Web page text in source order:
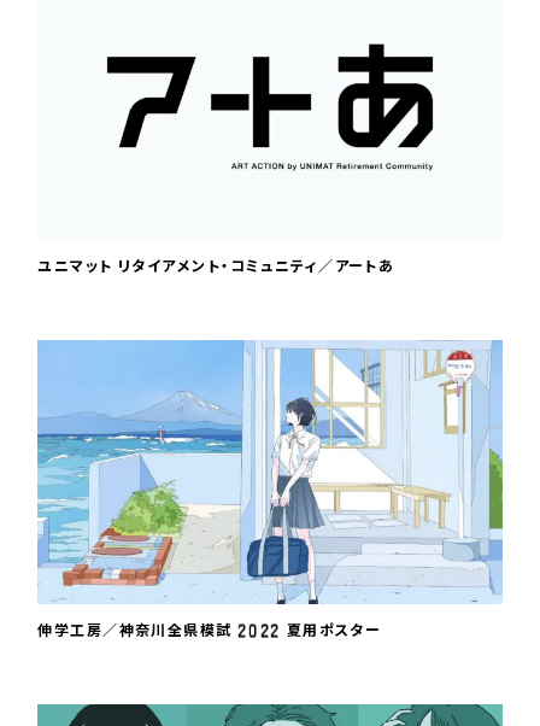
ユニマット リタイアメント・コミュニティ／アートあ
伸学工房／神奈川全県模試2022 夏用ポスター